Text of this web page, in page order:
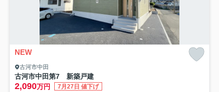
NEW
古河市中田
古河市中田第7 新築戸建
2,090万円 7月27日 値下げ